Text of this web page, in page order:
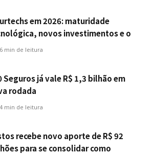
em 2026: maturidade
novos investimentos e o
da resiliência
6 min de leitura
Seguros já vale R$ 1,3 bilhão em
rodada
4 min de leitura
recebe novo aporte de R$ 92
para se consolidar como